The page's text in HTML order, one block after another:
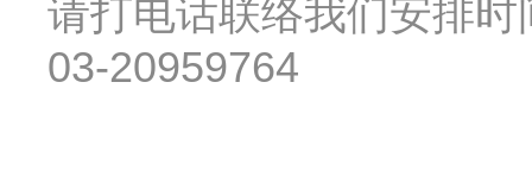
请打电话联络我们安排
03-20959764